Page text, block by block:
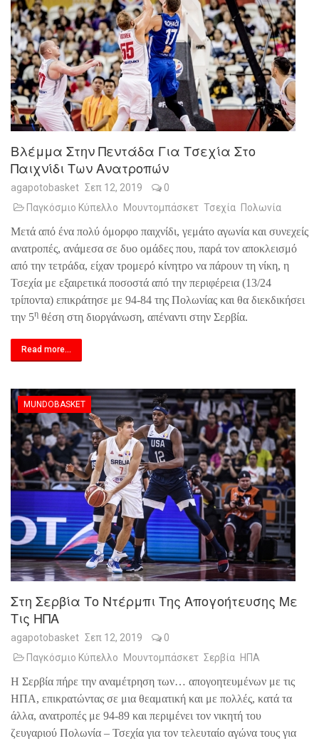
Βλέμμα Στην Πεντάδα Για Τσεχία Στο
Παιχνίδι Των Ανατροπών
agapotobasket Σεπ 12, 2019
0
Παγκόσμιο Κύπελλο
Μουντομπάσκετ Τσεχία Πολωνία
Μετά από ένα πολύ όμορφο παιχνίδι, γεμάτο αγωνία και συνεχείς
ανατροπές, ανάμεσα σε δυο ομάδες που, παρά τον αποκλεισμό
από την τετράδα, είχαν τρομερό κίνητρο να πάρουν τη νίκη, η
Τσεχία με εξαιρετικά ποσοστά από την περιφέρεια (13/24
τρίποντα) επικράτησε με 94-84 της Πολωνίας και θα διεκδικήσει
την 5η θέση στη διοργάνωση, απέναντι στην Σερβία.
Read more...
MUNDOBASKET
Στη Σερβία Το Ντέρμπι Της Απογοήτευσης Με
Τις ΗΠΑ
agapotobasket Σεπ 12, 2019
0
Παγκόσμιο Κύπελλο
Μουντομπάσκετ Σερβία ΗΠΑ
Η Σερβία πήρε την αναμέτρηση των… απογοητευμένων με τις
ΗΠΑ, επικρατώντας σε μια θεαματική και με πολλές, κατά τα
άλλα, ανατροπές με 94-89 και περιμένει τον νικητή του
ζευγαριού Πολωνία – Τσεχία για τον τελευταίο αγώνα τους για